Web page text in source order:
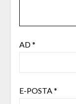
AD*
E-POSTA*